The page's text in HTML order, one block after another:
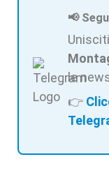
📢
Unisciti
le
👉